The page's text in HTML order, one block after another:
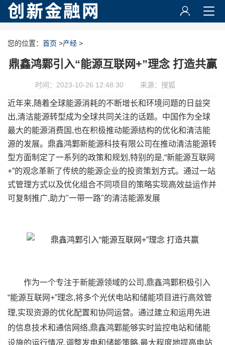
您的位置： 首页 >产经 >
鼎鑫鸿鄴引入“能源互联网+”理念 打造共赢
时间：2023-10-26 12:48:30 来源：搜狐
近年来,随着全球能源消耗的不断增长和环境问题的日益突
出,清洁能源转型成为全球共同关注的话题。中国作为全球
最大的能源消费国,也在积极推动能源结构的优化和清洁能
源的发展。鼎鑫鸿鄴新能源科技有限公司在推动清洁能源转
型方面制定了一系列的政策和规划,特别的是,“新能源互联网
+”的观念革新了传统的能源企业的投资策划方式。通过一站
式管理方式以及优化组合不同项目的策略实现高效益运作并
可复制推广,助力"一带一路"的清洁能源发展
作为一个专注于新能源领域的公司,鼎鑫鸿鄴积极引入
“能源互联网+”理念,将多个光伏电站和储能项目进行高效管
理,实现资源的优化配置和协同运营。通过建立和运用先进
的信息技术和通信网络,鼎鑫鸿鄴能够实时监控电站和储能
设施的运行情况,调整发电和储能策略,最大程度地提高电站